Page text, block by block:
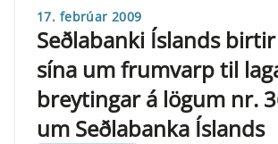
17. febrúar 2009
Seðlabanki Íslands
sína um frumvarp til
breytingar á lögum nr.
um Seðlabanka Íslands